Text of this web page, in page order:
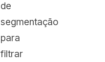
de
segmentação
para
filtrar